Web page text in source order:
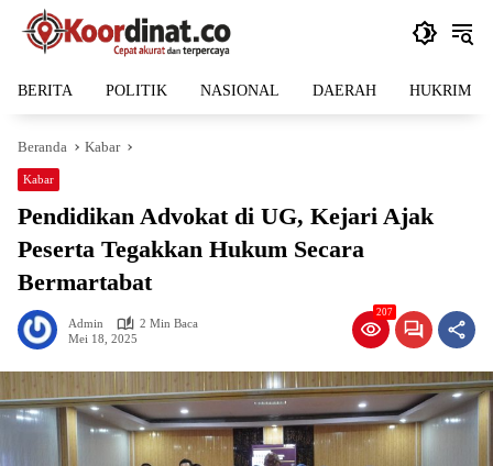
Langsung
BERITA POLITIK NASIONAL DAERAH HUKRIM
Beranda Kabar
Kabar
Pendidikan Advokat di UG, Kejari Ajak
Peserta Tegakkan Hukum Secara
Bermartabat
Admin
2 Min Baca
Mei 18, 2025
207